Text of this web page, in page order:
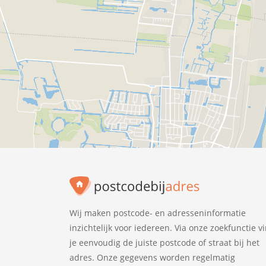
Wij maken postcode- en adresseninformatie
inzichtelijk voor iedereen. Via onze zoekfunctie
je eenvoudig de juiste postcode of straat bij het
adres. Onze gegevens worden regelmatig